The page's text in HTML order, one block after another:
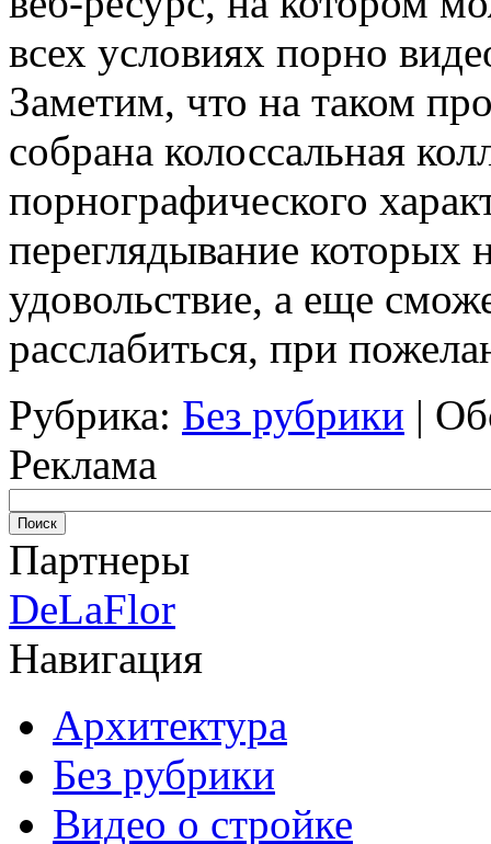
всех условиях порно
Заметим, что на таком
собрана колоссальная
порнографического
переглядывание которых
удовольствие, а еще
расслабиться, при
Рубрика: Без рубрики |
Реклама
Партнеры
DeLaFlor
Навигация
Архитектура
Без рубрики
Видео о стройке